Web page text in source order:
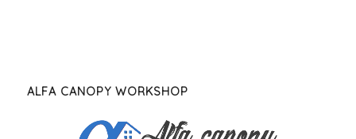
ALFA CANOPY WORKSHOP